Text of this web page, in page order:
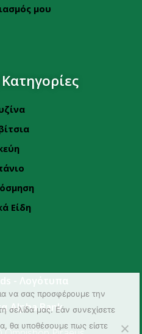
μου
Είδη
να σας προσφέρουμε την
σελίδα μας. Εάν συνεχίσετε
θα υποθέσουμε πως είστε